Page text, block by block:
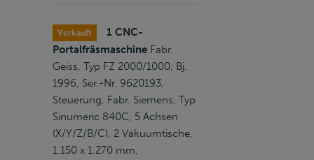
Verkauft
1 CNC-
Portalfräsmaschine Fabr.
Geiss, Typ FZ 2000/1000, Bj.
1996, Ser.-Nr. 9620193,
Steuerung, Fabr. Siemens, Typ
Sinumeric 840C, 5 Achsen
(X/Y/Z/B/C), 2 Vakuumtische,
1.150 x 1.270 mm,